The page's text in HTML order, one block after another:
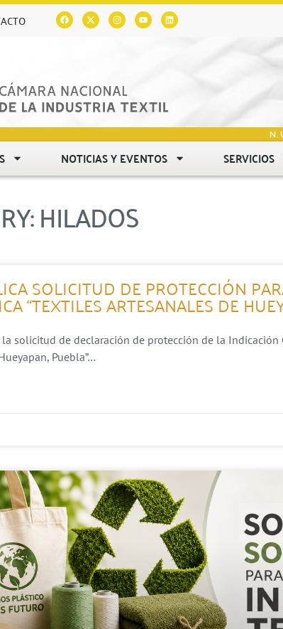
NOTICIAS Y EVENTOS SERVICIOS
HILADOS
SOLICITUD DE PROTECCIÓN
“TEXTILES ARTESANALES DE
solicitud de declaración de protección de la Indicación
Puebla”…